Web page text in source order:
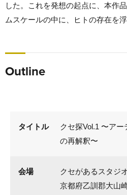
した。これを発想の起点に、本作
ムスケールの中に、ヒトの存在を
Outline
タイトル
クセ探Vol.1 〜ア
の再解釈〜
会場
クセがあるスタジ
京都府乙訓郡大山